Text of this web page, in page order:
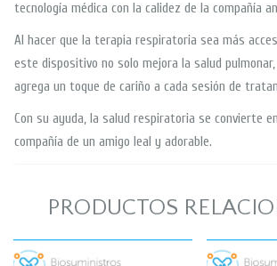
tecnología médica con la calidez de la compañía
Al hacer que la terapia respiratoria sea más
este dispositivo no solo mejora la salud
agrega un toque de cariño a cada sesión de
Con su ayuda, la salud respiratoria se convierte
compañía de un amigo leal y adorable.
PRODUCTOS